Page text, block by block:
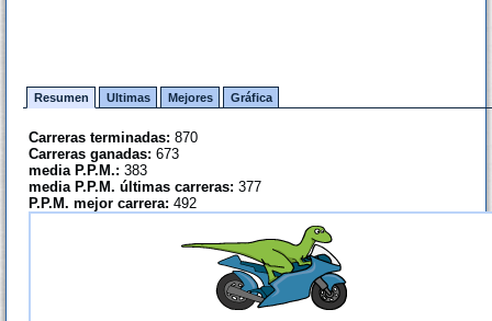
Resumen Ultimas Mejores Gráfica
Carreras terminadas: 870
Carreras ganadas: 673
media P.P.M.: 383
media P.P.M. últimas carreras: 377
P.P.M. mejor carrera: 492